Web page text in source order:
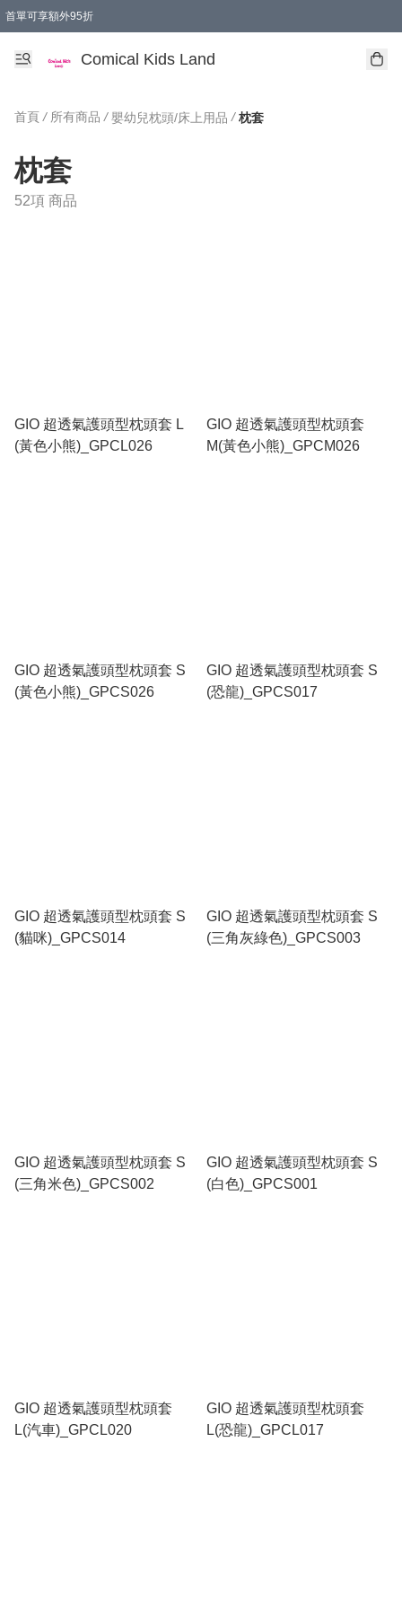
首單可享額外95折
Comical Kids Land
首頁 / 所有商品 / 嬰幼兒枕頭/床上用品 / 枕套
枕套
52項 商品
GIO 超透氣護頭型枕頭套 L
(黃色小熊)_GPCL026
GIO 超透氣護頭型枕頭套
M(黃色小熊)_GPCM026
GIO 超透氣護頭型枕頭套 S
(黃色小熊)_GPCS026
GIO 超透氣護頭型枕頭套 S
(恐龍)_GPCS017
GIO 超透氣護頭型枕頭套 S
(貓咪)_GPCS014
GIO 超透氣護頭型枕頭套 S
(三角灰綠色)_GPCS003
GIO 超透氣護頭型枕頭套 S
(三角米色)_GPCS002
GIO 超透氣護頭型枕頭套 S
(白色)_GPCS001
GIO 超透氣護頭型枕頭套
L(汽車)_GPCL020
GIO 超透氣護頭型枕頭套
L(恐龍)_GPCL017